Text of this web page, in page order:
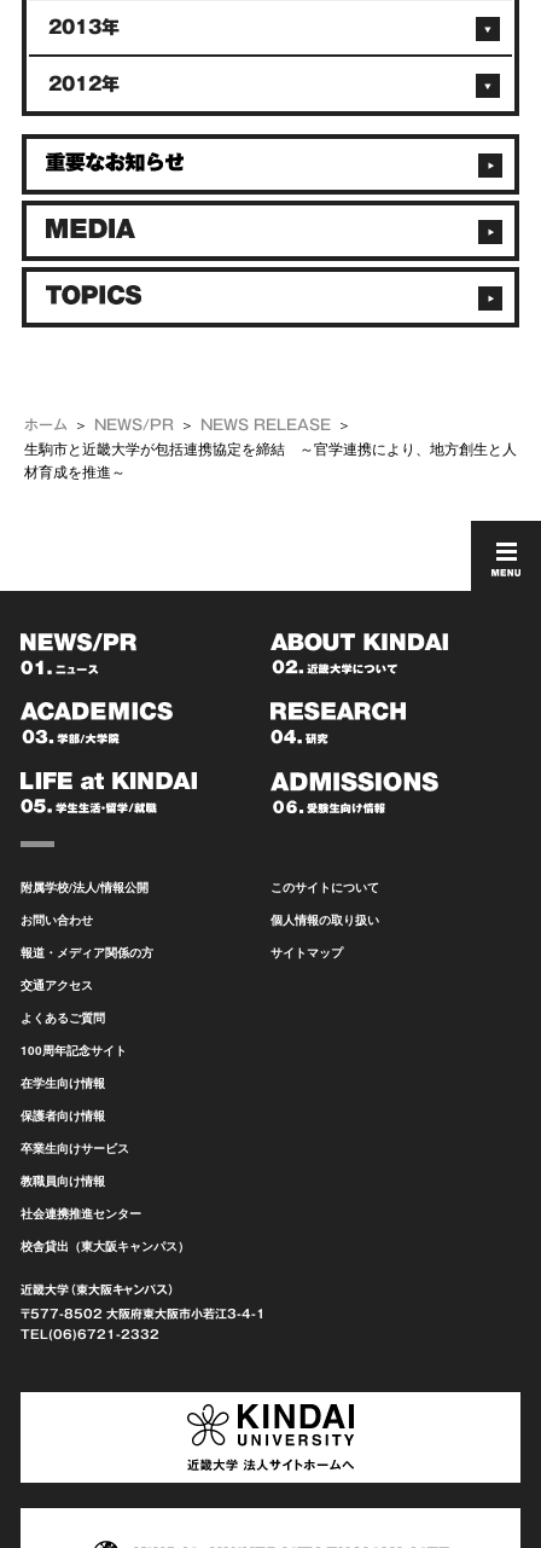
ホーム NEWS/PR NEWS RELEASE
生駒市と近畿大学が包括連携協定を締結 ～官学連携により、地方創生と人
材育成を推進～
2013年
2012年
附属学校/法人/情報公開
お問い合わせ
報道・メディア関係の方
交通アクセス
よくあるご質問
100周年記念サイト
在学生向け情報
保護者向け情報
卒業生向けサービス
教職員向け情報
社会連携推進センター
校舎貸出（東大阪キャンパス）
このサイトについて
個人情報の取り扱い
サイトマップ
近畿大学（東大阪キャンパス）
〒577-8502 大阪府東大阪市小若江3-4-1
TEL(06)6721-2332